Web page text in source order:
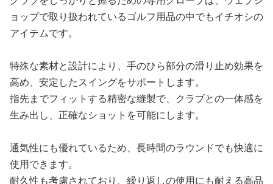
ョップで取り扱われているゴルフ用品の中でもイチオシの
アイテムです。
特殊な素材と設計により、手のひら部分の滑り止め効果を
高め、安定したスイングをサポートします。
指先までフィットする精密な縫製で、クラブとの一体感を
生み出し、正確なショットを可能にします。
通気性にも優れているため、長時間のラウンドでも快適に
使用できます。
耐久性も考慮されており、繰り返しの使用にも耐える高品